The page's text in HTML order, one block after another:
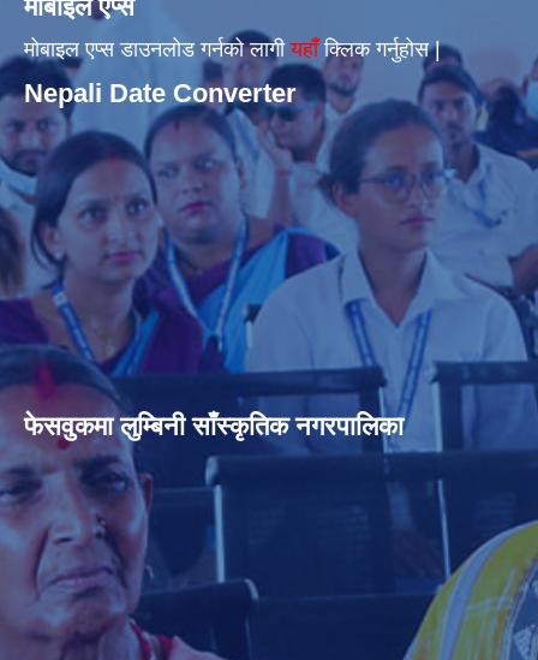
मोबाइल एप्स
मोबाइल एप्स डाउनलोड गर्नको लागीयहाँँक्लिक गर्नुहोस |
Nepali Date Converter
फेसवुकमा लुम्बिनी साँस्कृतिक नगरपालिका